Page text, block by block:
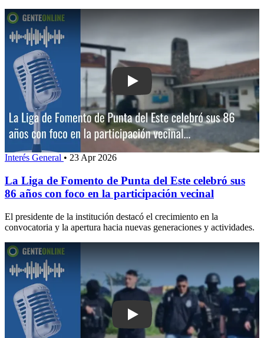
Play: La Liga de Fomento de Punta
Interés General • 23 Apr 2026
La Liga de Fomento de Punta del Este celebró sus
86 años con foco en la participación vecinal
El presidente de la institución destacó el crecimiento en la
convocatoria y la apertura hacia nuevas generaciones y actividades.
Play: Gabriela Reyes: “Marset se